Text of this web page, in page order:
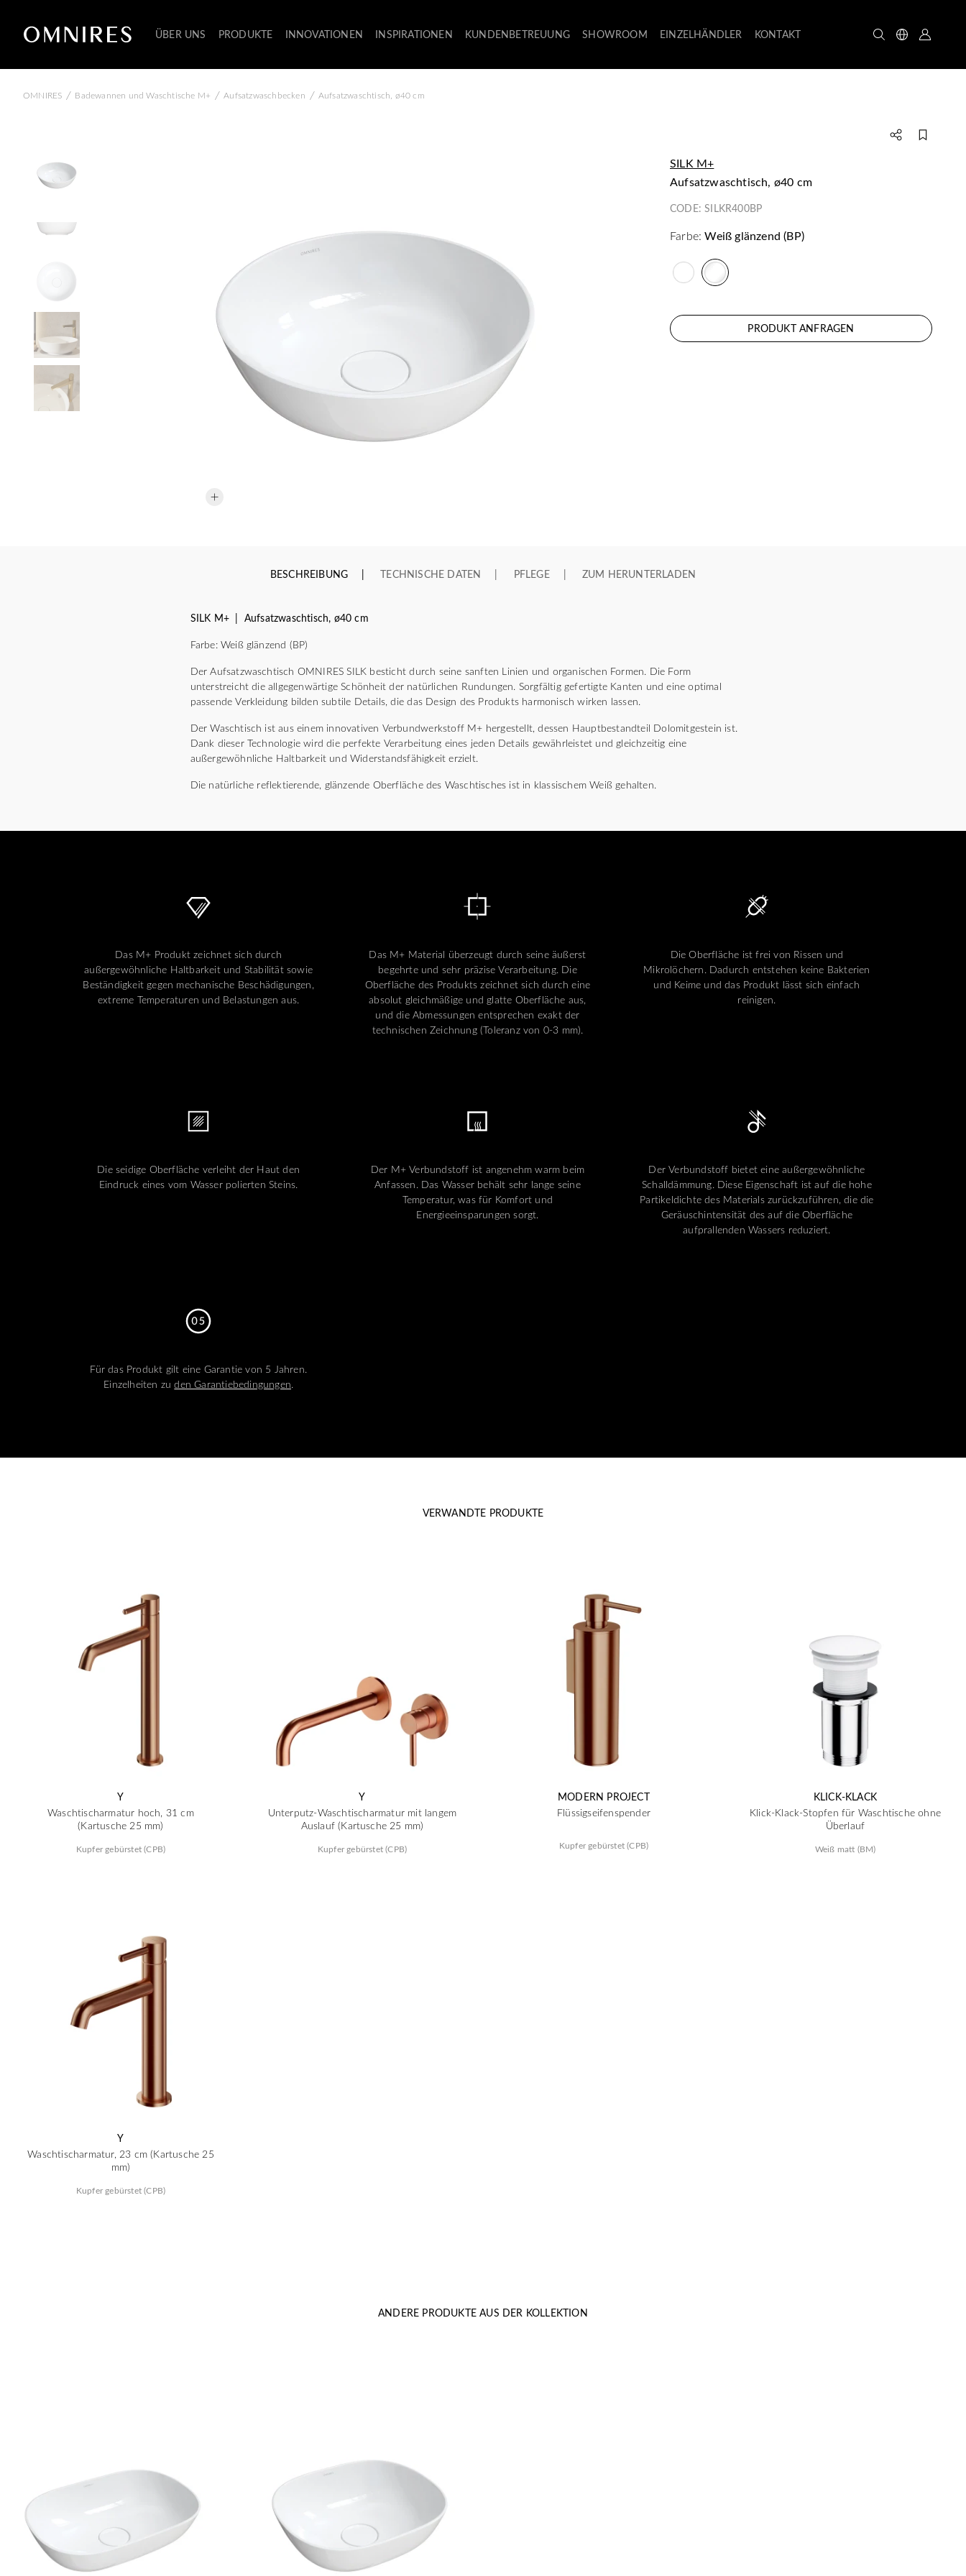
ÜBER UNS PRODUKTE INNOVATIONEN INSPIRATIONEN KUNDENBETREUUNG SHOWROOM EINZELHÄNDLER KONTAKT
OMNIRES / Badewannen und Waschtische M+ / Aufsatzwaschbecken / Aufsatzwaschtisch, ø40 cm
SILK M+
Aufsatzwaschtisch, ø40 cm
CODE:SILKR400BP
Farbe: Weiß glänzend (BP)
PRODUKT ANFRAGEN
BESCHREIBUNG TECHNISCHE DATEN PFLEGE ZUM HERUNTERLADEN
SILK M+ | Aufsatzwaschtisch, ø40 cm
Farbe: Weiß glänzend (BP)
Der Aufsatzwaschtisch OMNIRES SILK besticht durch seine sanften Linien und organischen Formen. Die Form
unterstreicht die allgegenwärtige Schönheit der natürlichen Rundungen. Sorgfältig gefertigte Kanten und eine optimal
passende Verkleidung bilden subtile Details, die das Design des Produkts harmonisch wirken lassen.
Der Waschtisch ist aus einem innovativen Verbundwerkstoff M+ hergestellt, dessen Hauptbestandteil Dolomitgestein ist.
Dank dieser Technologie wird die perfekte Verarbeitung eines jeden Details gewährleistet und gleichzeitig eine
außergewöhnliche Haltbarkeit und Widerstandsfähigkeit erzielt.
Die natürliche reflektierende, glänzende Oberfläche des Waschtisches ist in klassischem Weiß gehalten.
Das M+ Produkt zeichnet sich durch
außergewöhnliche Haltbarkeit und Stabilität sowie
Beständigkeit gegen mechanische Beschädigungen,
extreme Temperaturen und Belastungen aus.
Das M+ Material überzeugt durch seine äußerst
begehrte und sehr präzise Verarbeitung. Die
Oberfläche des Produkts zeichnet sich durch eine
absolut gleichmäßige und glatte Oberfläche aus,
und die Abmessungen entsprechen exakt der
technischen Zeichnung (Toleranz von 0-3 mm).
Die Oberfläche ist frei von Rissen und
Mikrolöchern. Dadurch entstehen keine Bakterien
und Keime und das Produkt lässt sich einfach
reinigen.
Die seidige Oberfläche verleiht der Haut den
Eindruck eines vom Wasser polierten Steins.
Der M+ Verbundstoff ist angenehm warm beim
Anfassen. Das Wasser behält sehr lange seine
Temperatur, was für Komfort und
Energieeinsparungen sorgt.
Der Verbundstoff bietet eine außergewöhnliche
Schalldämmung. Diese Eigenschaft ist auf die hohe
Partikeldichte des Materials zurückzuführen, die die
Geräuschintensität des auf die Oberfläche
aufprallenden Wassers reduziert.
Für das Produkt gilt eine Garantie von 5 Jahren.
Einzelheiten zuden Garantiebedingungen.
VERWANDTE PRODUKTE
Y
Waschtischarmatur hoch, 31 cm
(Kartusche 25 mm)
Kupfer gebürstet (CPB)
Y
Unterputz-Waschtischarmatur mit langem
Auslauf (Kartusche 25 mm)
Kupfer gebürstet (CPB)
MODERN PROJECT
Flüssigseifenspender
Kupfer gebürstet (CPB)
KLICK-KLACK
Klick-Klack-Stopfen für Waschtische ohne
Überlauf
Weiß matt (BM)
Y
Waschtischarmatur, 23 cm (Kartusche 25
mm)
Kupfer gebürstet (CPB)
ANDERE PRODUKTE AUS DER KOLLEKTION